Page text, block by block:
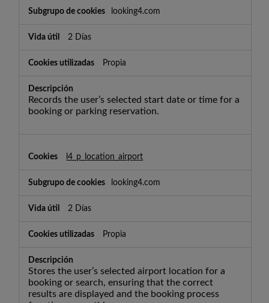
looking4.com
2 Días
Propia
Records the user’s selected start date or time for a
booking or parking reservation.
l4_p_location_airport
looking4.com
2 Días
Propia
Stores the user’s selected airport location for a
booking or search, ensuring that the correct
results are displayed and the booking process